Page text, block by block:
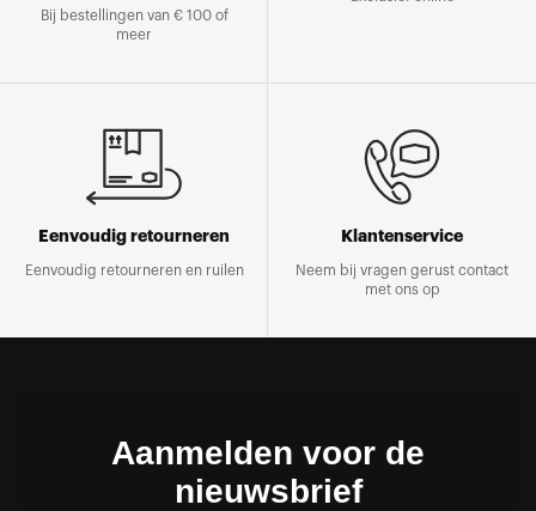
Bij bestellingen van € 100 of
meer
Eenvoudig retourneren
Eenvoudig retourneren en ruilen
Klantenservice
Neem bij vragen gerust contact
met ons op
Aanmelden voor de
nieuwsbrief